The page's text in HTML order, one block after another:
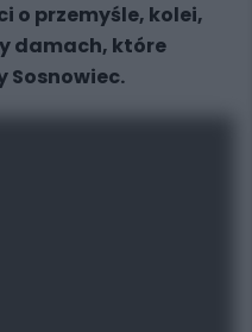
o przemyśle, kolei,
damach, które
Sosnowiec.